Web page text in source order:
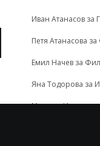
Иван Атанасовза
Петя Атанасова за
Емил Начевза
Яна Тодорова за
Момчил Иванов